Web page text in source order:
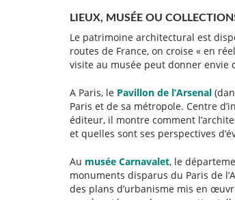
LIEUX, MUSÉE OU
Le patrimoine architectural est
routes de France, on croise « en
visite au musée peut donner
A Paris, le Pavillon de l’Arsenal
Paris et de sa métropole. Centre
éditeur, il montre comment
et quelles sont ses perspectives
Au musée Carnavalet, le
monuments disparus du Paris de
des plans d’urbanisme mis en